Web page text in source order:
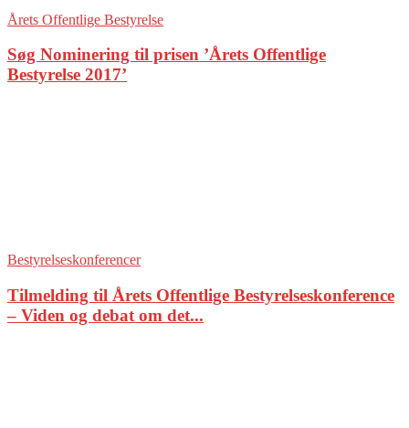
Årets Offentlige Bestyrelse
Søg Nominering til prisen ’Årets Offentlige
Bestyrelse 2017’
Bestyrelseskonferencer
Tilmelding til Årets Offentlige Bestyrelseskonference
– Viden og debat om det...